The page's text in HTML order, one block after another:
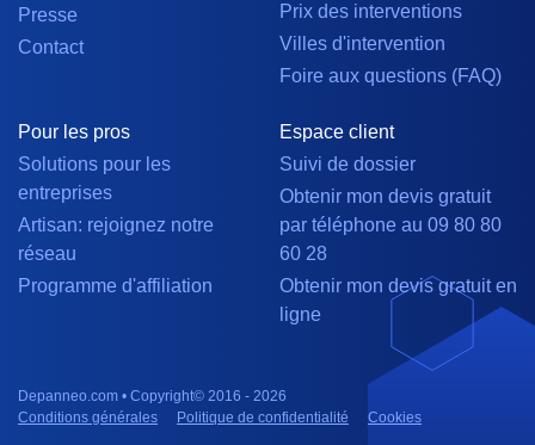
Presse
Contact
Prix des interventions
Villes d'intervention
Foire aux questions (FAQ)
Pour les pros
Solutions pour les
entreprises
Artisan: rejoignez notre
réseau
Programme d'affiliation
Espace client
Suivi de dossier
Obtenir mon devis gratuit
par téléphone au 09 80 80
60 28
Obtenir mon devis gratuit en
ligne
Depanneo.com • Copyright© 2016 - 2026
Conditions générales
Politique de confidentialité Cookies